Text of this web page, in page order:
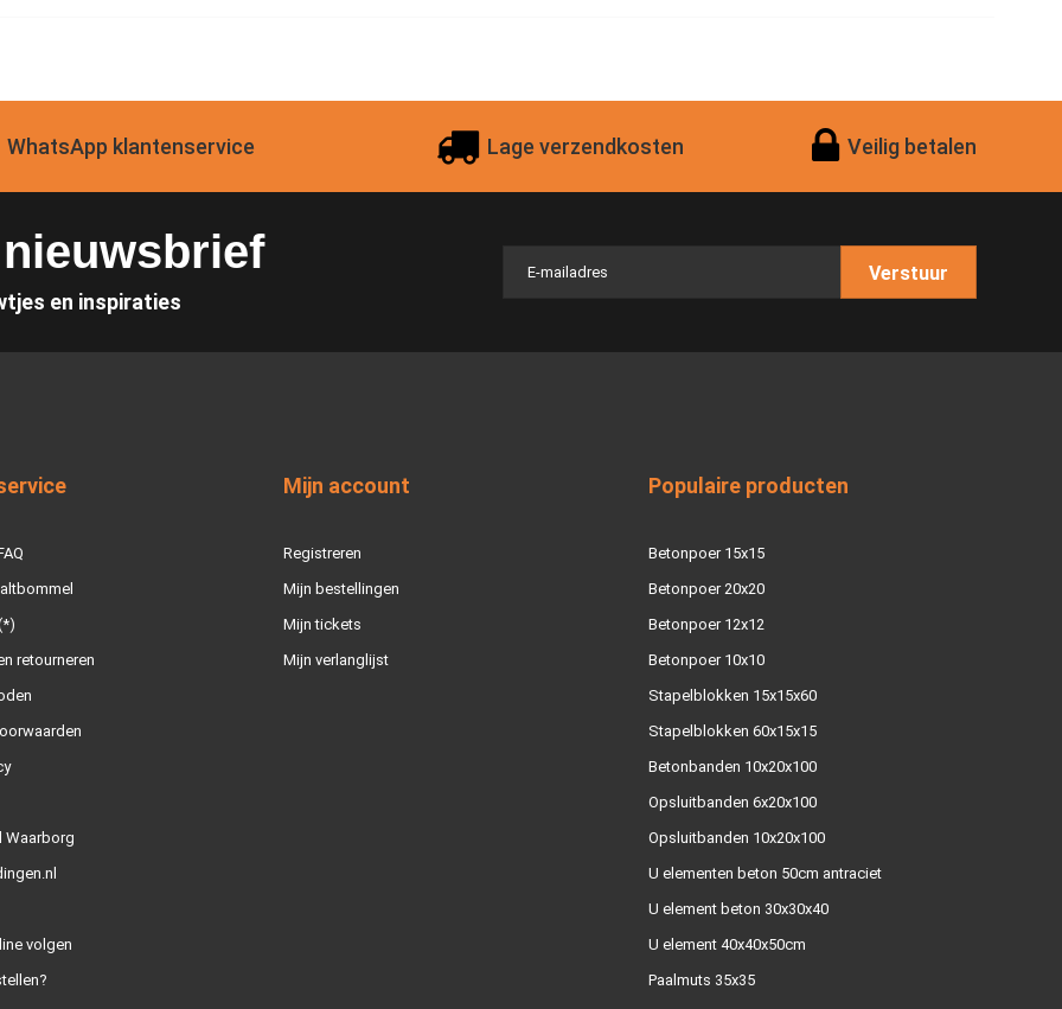
WhatsApp klantenservice Lage verzendkosten Veilig betalen
en inspiraties
Verstuur
retourneren
Waarborg
volgen
Mijn account
Registreren
Mijn bestellingen
Mijn tickets
Mijn verlanglijst
Populaire producten
Betonpoer 15x15
Betonpoer 20x20
Betonpoer 12x12
Betonpoer 10x10
Stapelblokken 15x15x60
Stapelblokken 60x15x15
Betonbanden 10x20x100
Opsluitbanden 6x20x100
Opsluitbanden 10x20x100
U elementen beton 50cm antraciet
U element beton 30x30x40
U element 40x40x50cm
Paalmuts 35x35